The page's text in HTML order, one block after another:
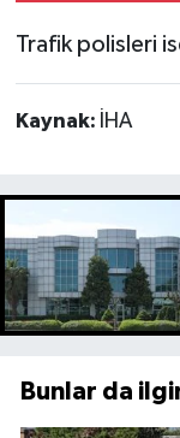
Trafik polisleri
Kaynak: İHA
Bunlar da